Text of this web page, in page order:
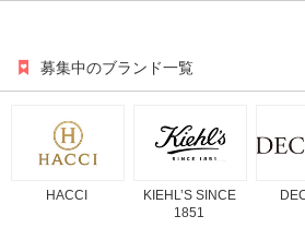
募集中のブランド一覧
HACCI
KIEHL’S SINCE
1851